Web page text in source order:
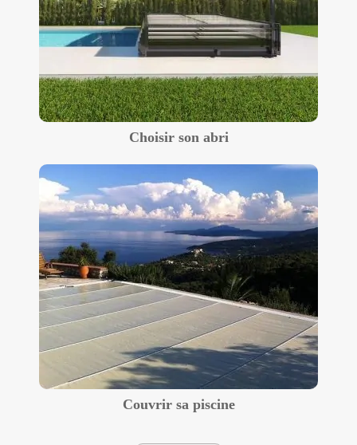
Choisir son abri
Couvrir sa piscine